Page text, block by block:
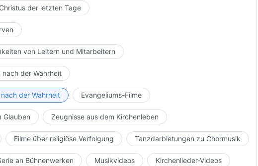
der letzten Tage
von Leitern und Mitarbeitern
der Wahrheit
der Wahrheit Evangeliums-Filme
Glauben Zeugnisse aus dem Kirchenleben
Filme über religiöse Verfolgung Tanzdarbietungen zu Chormusik
an Bühnenwerken Musikvideos Kirchenlieder-Videos